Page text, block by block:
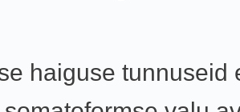
haiguse tunnuseid